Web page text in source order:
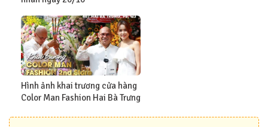
Hình ảnh khai trương cửa hàng
Color Man Fashion Hai Bà Trưng